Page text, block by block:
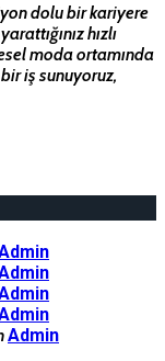
dolu bir kariyere
hızlı
moda ortamında
iş sunuyoruz,
Admin